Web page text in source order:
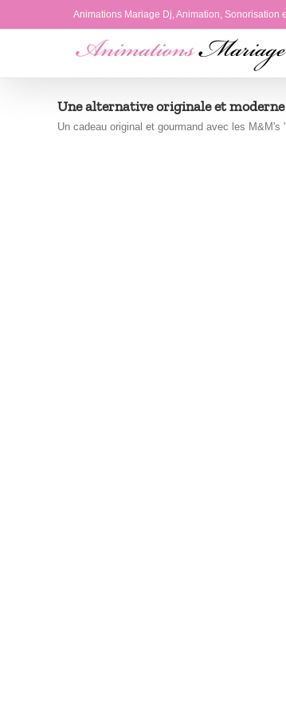
Animations Mariage Dj, Animation, Sonorisation
Une alternative originale et
Un cadeau original et gourmand avec les